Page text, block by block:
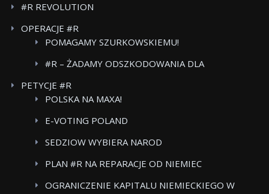
#R REVOLUTION
OPERACJE #R
POMAGAMY SZURKOWSKIEMU!
#R – ŻADAMY ODSZKODOWANIA DLA
CARE
PETYCJE #R
POLSKA NA MAXA!
E-VOTING POLAND
SEDZIOW WYBIERA NAROD
PLAN #R NA REPARACJE OD NIEMIEC
OGRANICZENIE KAPITALU NIEMIECKIEGO W